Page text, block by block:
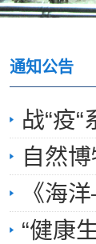
通知公告
战“疫
自然
《海
“健康